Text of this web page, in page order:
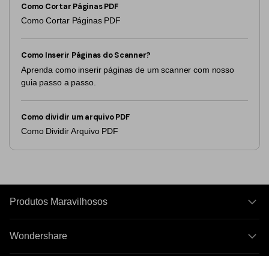
Como Cortar Páginas PDF
Como Cortar Páginas PDF
Como Inserir Páginas do Scanner?
Aprenda como inserir páginas de um scanner com nosso
guia passo a passo.
Como dividir um arquivo PDF
Como Dividir Arquivo PDF
Produtos Maravilhosos
Wondershare